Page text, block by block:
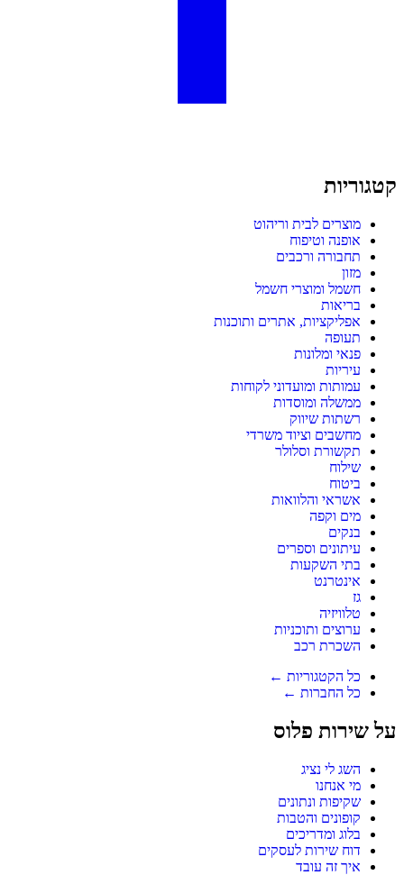
קטגוריות
מוצרים לבית וריהוט
אופנה וטיפוח
תחבורה ורכבים
מזון
חשמל ומוצרי חשמל
בריאות
אפליקציות, אתרים ותוכנות
תעופה
פנאי ומלונות
עיריות
עמותות ומועדוני לקוחות
ממשלה ומוסדות
רשתות שיווק
מחשבים וציוד משרדי
תקשורת וסלולר
שילוח
ביטוח
אשראי והלוואות
מים וקפה
בנקים
עיתונים וספרים
בתי השקעות
אינטרנט
גז
טלוויזיה
ערוצים ותוכניות
השכרת רכב
כל הקטגוריות ←
כל החברות ←
על שירות פלוס
השג לי נציג
מי אנחנו
שקיפות ונתונים
קופונים והטבות
בלוג ומדריכים
דוח שירות לעסקים
איך זה עובד